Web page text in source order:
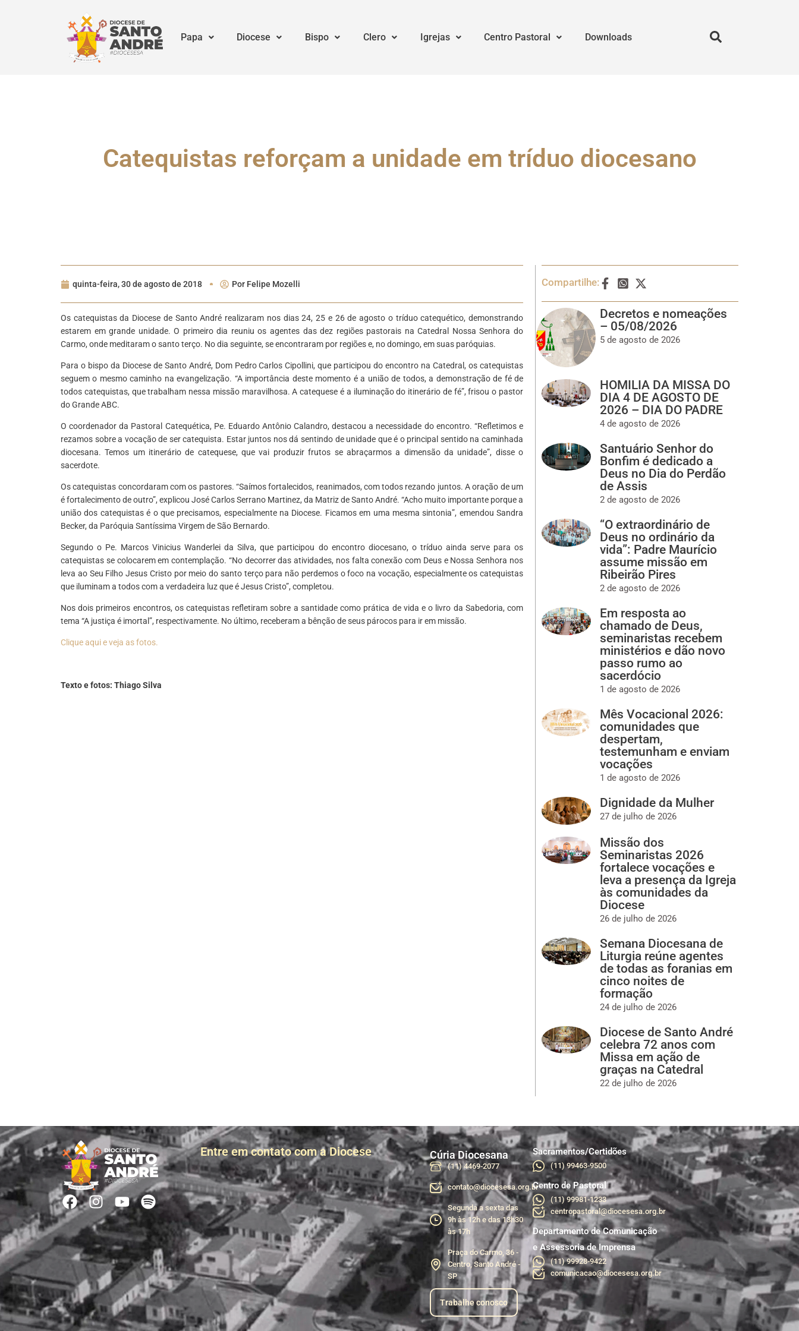
Papa Diocese Bispo Clero Igrejas Centro Pastoral Downloads
Catequistas reforçam a unidade em tríduo diocesano
quinta-feira, 30 de agosto de 2018 Por Felipe Mozelli
Os catequistas da Diocese de Santo André realizaram nos dias 24, 25 e 26 de agosto o tríduo catequético, demonstrando
estarem em grande unidade. O primeiro dia reuniu os agentes das dez regiões pastorais na Catedral Nossa Senhora do
Carmo, onde meditaram o santo terço. No dia seguinte, se encontraram por regiões e, no domingo, em suas paróquias.
Para o bispo da Diocese de Santo André, Dom Pedro Carlos Cipollini, que participou do encontro na Catedral, os catequistas
seguem o mesmo caminho na evangelização. “A importância deste momento é a união de todos, a demonstração de fé de
todos catequistas, que trabalham nessa missão maravilhosa. A catequese é a iluminação do itinerário de fé”, frisou o pastor
do Grande ABC.
O coordenador da Pastoral Catequética, Pe. Eduardo Antônio Calandro, destacou a necessidade do encontro. “Refletimos e
rezamos sobre a vocação de ser catequista. Estar juntos nos dá sentindo de unidade que é o principal sentido na caminhada
diocesana. Temos um itinerário de catequese, que vai produzir frutos se abraçarmos a dimensão da unidade”, disse o
sacerdote.
Os catequistas concordaram com os pastores. “Saímos fortalecidos, reanimados, com todos rezando juntos. A oração de um
é fortalecimento de outro”, explicou José Carlos Serrano Martinez, da Matriz de Santo André. “Acho muito importante porque a
união dos catequistas é o que precisamos, especialmente na Diocese. Ficamos em uma mesma sintonia”, emendou Sandra
Becker, da Paróquia Santíssima Virgem de São Bernardo.
Segundo o Pe. Marcos Vinicius Wanderlei da Silva, que participou do encontro diocesano, o tríduo ainda serve para os
catequistas se colocarem em contemplação. “No decorrer das atividades, nos falta conexão com Deus e Nossa Senhora nos
leva ao Seu Filho Jesus Cristo por meio do santo terço para não perdemos o foco na vocação, especialmente os catequistas
que iluminam a todos com a verdadeira luz que é Jesus Cristo”, completou.
Nos dois primeiros encontros, os catequistas refletiram sobre a santidade como prática de vida e o livro da Sabedoria, com
tema “A justiça é imortal”, respectivamente. No último, receberam a bênção de seus párocos para ir em missão.
Clique aqui e veja as fotos.
Texto e fotos: Thiago Silva
Compartilhe:
Decretos e nomeações
– 05/08/2026
5 de agosto de 2026
HOMILIA DA MISSA DO
DIA 4 DE AGOSTO DE
2026 – DIA DO PADRE
4 de agosto de 2026
Santuário Senhor do
Bonfim é dedicado a
Deus no Dia do Perdão
de Assis
2 de agosto de 2026
“O extraordinário de
Deus no ordinário da
vida”: Padre Maurício
assume missão em
Ribeirão Pires
2 de agosto de 2026
Em resposta ao
chamado de Deus,
seminaristas recebem
ministérios e dão novo
passo rumo ao
sacerdócio
1 de agosto de 2026
Mês Vocacional 2026:
comunidades que
despertam,
testemunham e enviam
vocações
1 de agosto de 2026
Dignidade da Mulher
27 de julho de 2026
Missão dos
Seminaristas 2026
fortalece vocações e
leva a presença da Igreja
às comunidades da
Diocese
26 de julho de 2026
Semana Diocesana de
Liturgia reúne agentes
de todas as foranias em
cinco noites de
formação
24 de julho de 2026
Diocese de Santo André
celebra 72 anos com
Missa em ação de
graças na Catedral
22 de julho de 2026
Entre em contato com a Diocese Cúria Diocesana
(11) 4469-2077
contato@diocesesa.org.br
Segunda a sexta das
9h às 12h e das 13h30
às 17h
Praça do Carmo, 36 -
Centro, Santo André -
SP
Trabalhe conosco
Sacramentos/Certidões
(11) 99463-9500
Centro de Pastoral
(11) 99981-1233
centropastoral@diocesesa.org.br
Departamento de Comunicação
e Assessoria de Imprensa
(11) 99928-9422
comunicacao@diocesesa.org.br